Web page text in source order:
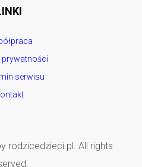
prywatności
serwisu
rodzicedzieci.pl. All rights